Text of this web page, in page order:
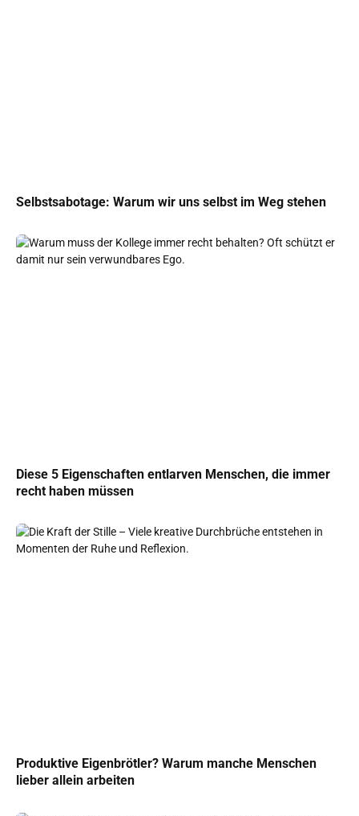
Selbstsabotage: Warum wir uns selbst im Weg stehen
Diese 5 Eigenschaften entlarven Menschen, die immer
recht haben müssen
Produktive Eigenbrötler? Warum manche Menschen
lieber allein arbeiten